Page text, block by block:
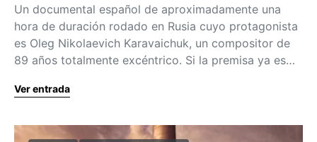
Un documental español de aproximadamente una
hora de duración rodado en Rusia cuyo protagonista
es Oleg Nikolaevich Karavaichuk, un compositor de
89 años totalmente excéntrico. Si la premisa ya es…
Ver entrada